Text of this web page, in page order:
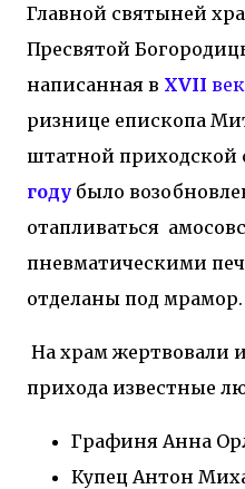
Главной святыней
Пресвятой
написанная в XVII
ризнице епископа
штатной приходской
году было
отапливаться
пневматическими
отделаны под мрамор.
На храм жертвовали
прихода известные
Графиня Анна
Купец Антон